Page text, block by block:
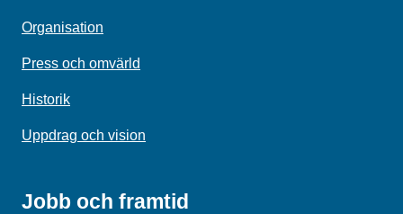
Organisation
Press och omvärld
Historik
Uppdrag och vision
Jobb och framtid